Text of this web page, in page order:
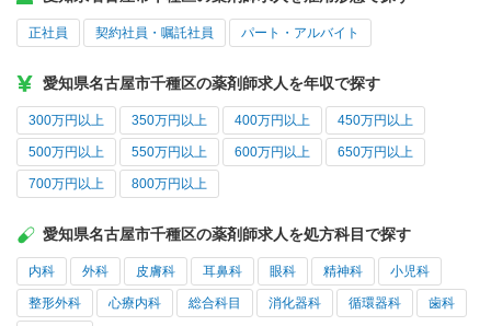
正社員 契約社員・嘱託社員 パート・アルバイト
愛知県名古屋市千種区の薬剤師求人を年収で探す
300万円以上 350万円以上 400万円以上 450万円以上
500万円以上 550万円以上 600万円以上 650万円以上
700万円以上 800万円以上
愛知県名古屋市千種区の薬剤師求人を処方科目で探す
内科 外科 皮膚科 耳鼻科 眼科 精神科 小児科
整形外科 心療内科 総合科目 消化器科 循環器科 歯科